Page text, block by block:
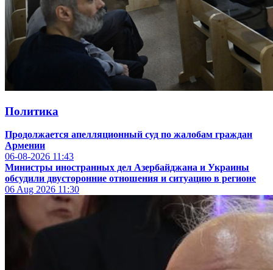
Политика
Продолжается апелляционный суд по жалобам граждан
Армении
06-08-2026 11:43
Министры иностранных дел Азербайджана и Украины
обсудили двусторонние отношения и ситуацию в регионе
06 Aug 2026 11:30